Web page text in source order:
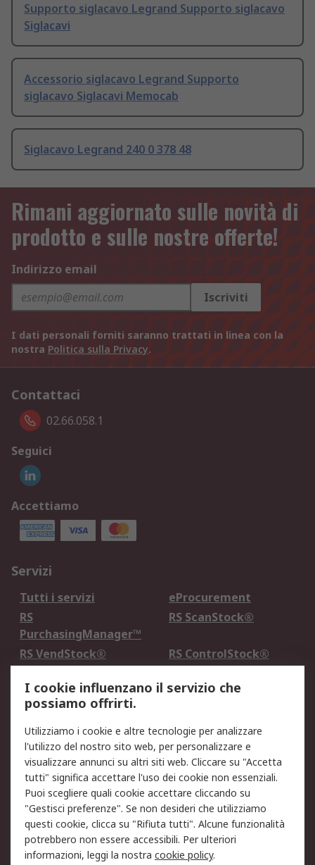
Supporto siglacavo Legrand Supporto siglacavo
Siglacavi
Accessorio siglacavo Legrand Supporto
siglacavo Siglacavi Memocab
Siglacavo Legrand 240 0 378 48
Rimani aggiornato sulle novità di
prodotto e sulle nostre offerte!
Indirizzo email
Iscriviti
I dati personali forniti saranno trattati in linea con la
nostra Politica sulla Privacy.
Contattaci
02.66.058.1
Seguici
Accettiamo
Servizi
Tutti i servizi
eProcurement
RS
PurchasingManager™
RS ScanStock®
RS VendStock®
RS ControlStock®
Legale
Informativa Cookie
Informativa Privacy -
Aggiornata
Email Security
Termini d'uso
Condizioni di vendita
Condizioni generali di
servizio
Etica e responsabilità
I cookie influenzano il servizio che
possiamo offrirti.
Utilizziamo i cookie e altre tecnologie per analizzare
l'utilizzo del nostro sito web, per personalizzare e
visualizzare annunci su altri siti web. Cliccare su "Accetta
tutti" significa accettare l'uso dei cookie non essenziali.
Puoi scegliere quali cookie accettare cliccando su
"Gestisci preferenze". Se non desideri che utilizziamo
questi cookie, clicca su "Rifiuta tutti". Alcune funzionalità
potrebbero non essere accessibili. Per ulteriori
informazioni, leggi la nostra cookie policy.